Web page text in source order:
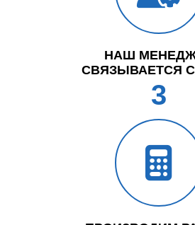
НАШ
СВЯЗЫВАЕТСЯ
3